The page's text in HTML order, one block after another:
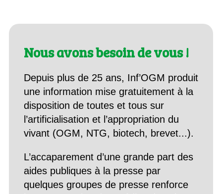
Nous avons besoin de vous !
Depuis plus de 25 ans, Inf’OGM produit
une information mise gratuitement à la
disposition de toutes et tous sur
l’artificialisation et l’appropriation du
vivant (OGM, NTG, biotech, brevet...).
L’accaparement d’une grande part des
aides publiques à la presse par
quelques groupes de presse renforce